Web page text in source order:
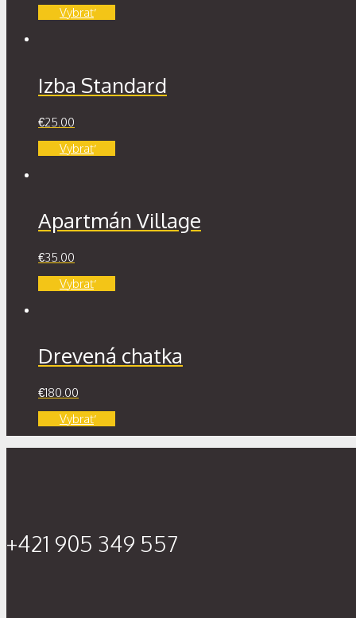
Vybrať
Izba Standard
€25.00
Vybrať
Apartmán Village
€35.00
Vybrať
Drevená chatka
€180.00
Vybrať
+421 905 349 557